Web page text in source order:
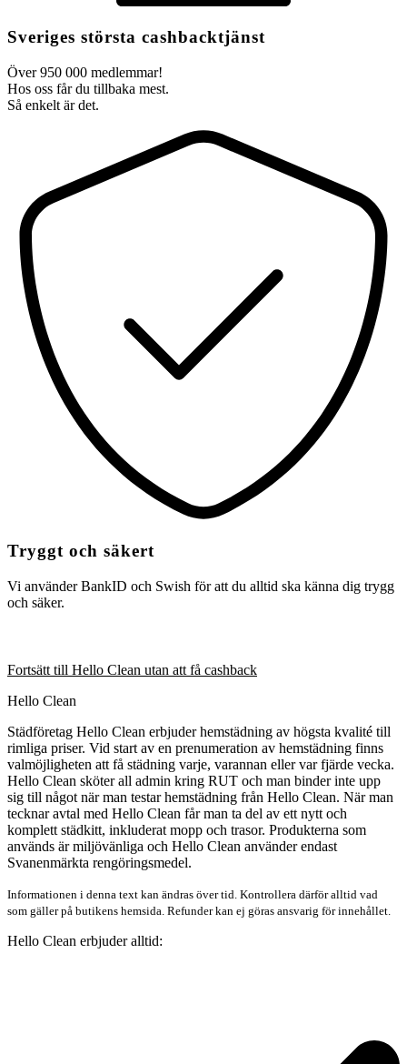
Sveriges största cashbacktjänst
Över 950 000 medlemmar!
Hos oss får du tillbaka mest.
Så enkelt är det.
Tryggt och säkert
Vi använder BankID och Swish för att du alltid ska känna dig trygg
och säker.
Fortsätt till Hello Clean utan att få cashback
Hello Clean
Städföretag Hello Clean erbjuder hemstädning av högsta kvalité till
rimliga priser. Vid start av en prenumeration av hemstädning finns
valmöjligheten att få städning varje, varannan eller var fjärde vecka.
Hello Clean sköter all admin kring RUT och man binder inte upp
sig till något när man testar hemstädning från Hello Clean. När man
tecknar avtal med Hello Clean får man ta del av ett nytt och
komplett städkitt, inkluderat mopp och trasor. Produkterna som
används är miljövänliga och Hello Clean använder endast
Svanenmärkta rengöringsmedel.
Informationen i denna text kan ändras över tid. Kontrollera därför alltid vad
som gäller på butikens hemsida. Refunder kan ej göras ansvarig för innehållet.
Hello Clean erbjuder alltid: